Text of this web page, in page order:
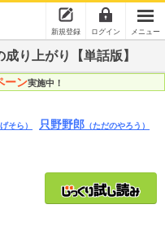
新規登録 ログイン メニュー
り上がり【単話版】
ーン実施中！
そら） 只野野郎 （ただのやろう）